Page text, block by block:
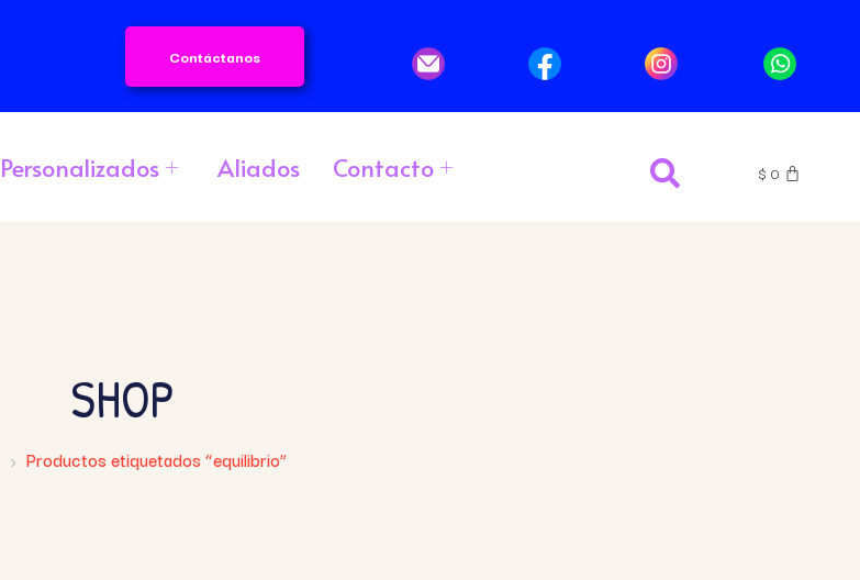
Contáctanos
Personalizados Aliados Contacto $ 0
SHOP
Productos etiquetados “equilibrio”